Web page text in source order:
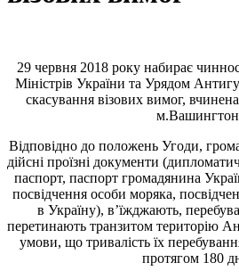
29 червня 2018 року набирає
Міністрів України та Урядом
скасування візових вимог,
Відповідно до положень Угоди,
дійсні проїзні документи
паспорт, паспорт громадянина
посвідчення особи моряка,
в Україну), в’їжджають,
перетинають транзитом територію
умови, що тривалість їх
протягом 180